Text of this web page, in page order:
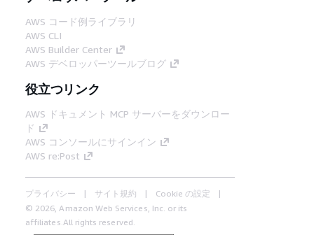
AWS コード例ライブラリ
AWS CLI
AWS Builder Center
AWS デベロッパーツールブログ
役立つリンク
AWS ドキュメント MCP サーバーをダウンロー
ド
AWS コンソールにサインイン
AWS re:Post
プライバシー サイト規約
Cookie の設定
© 2026, Amazon Web Services, Inc. or its
affiliates.All rights reserved.